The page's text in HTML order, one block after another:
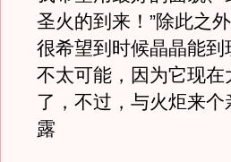
圣火的到来！”除此之
很希望到时候晶晶能
不太可能，因为它现
了，不过，与火炬来
露